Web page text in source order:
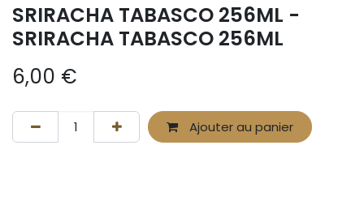
SRIRACHA TABASCO 256ML -
SRIRACHA TABASCO 256ML
6,00 €
Ajouter au panier